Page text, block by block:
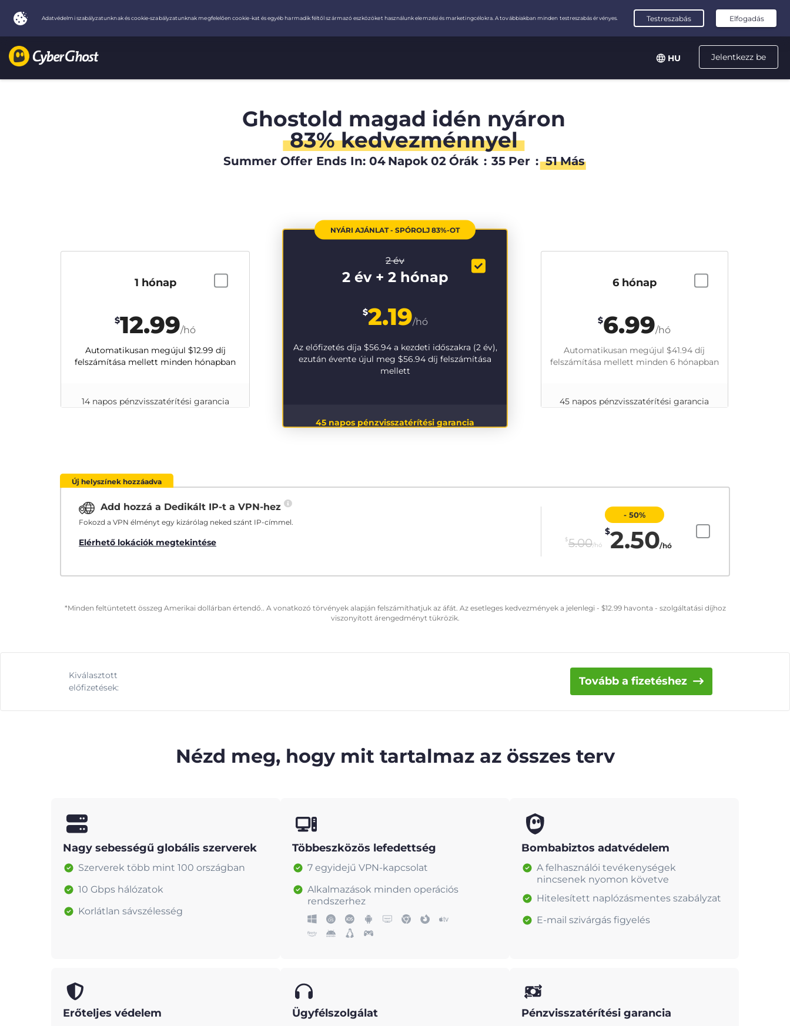
Jelentkezz be
HU
Ghostold magad idén nyáron
83% kedvezménnyel
Summer Offer Ends In: 04 Napok 02 Órák : 35 Per : 50 Más
NYÁRI AJÁNLAT - SPÓROLJ 83%-OT
2 év
2 év + 2 hónap
$2.19/hó
Az előfizetés díja $56.94a kezdeti időszakra (2 év),
ezután évente újul meg $56.94 díj felszámítása
mellett
45 napos pénzvisszatérítési garancia
6 hónap
$6.99/hó
Automatikusan megújul $41.94 díj
felszámítása mellett minden 6 hónapban
45 napos pénzvisszatérítési garancia
1 hónap
$12.99/hó
Automatikusan megújul $12.99 díj
felszámítása mellett minden hónapban
14 napos pénzvisszatérítési garancia
Új helyszínek hozzáadva
Add hozzá a Dedikált IP-t a VPN-hez
Fokozd a VPN élményt egy kizárólag neked szánt IP-címmel.
Elérhető lokációk megtekintése $5.00/hó
- 50%
$2.50/hó
*Minden feltüntetett összeg Amerikai dollárban értendő.. A vonatkozó törvények alapján felszámíthatjuk az áfát. Az esetleges kedvezmények a jelenlegi - $12.99havonta - szolgáltatási díjhoz
viszonyított árengedményt tükrözik.
Kiválasztott
előfizetések:
Tovább a fizetéshez
Nézd meg, hogy mit tartalmaz az összes terv
Nagy sebességű globális szerverek
Szerverek több mint 100 országban
10 Gbps hálózatok
Korlátlan sávszélesség
Többeszközös lefedettség
7 egyidejű VPN-kapcsolat
Alkalmazások minden operációs
rendszerhez
Bombabiztos adatvédelem
A felhasználói tevékenységek
nincsenek nyomon követve
Hitelesített naplózásmentes szabályzat
E-mail szivárgás figyelés
Erőteljes védelem Ügyfélszolgálat Pénzvisszatérítési garancia